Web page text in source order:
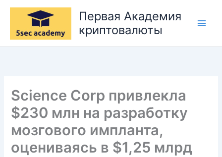
Перейти
содержимому
Первая Академия
криптовалюты
Science Corp привлекла
$230 млн на разработку
мозгового импланта,
оцениваясь в $1,25 млрд